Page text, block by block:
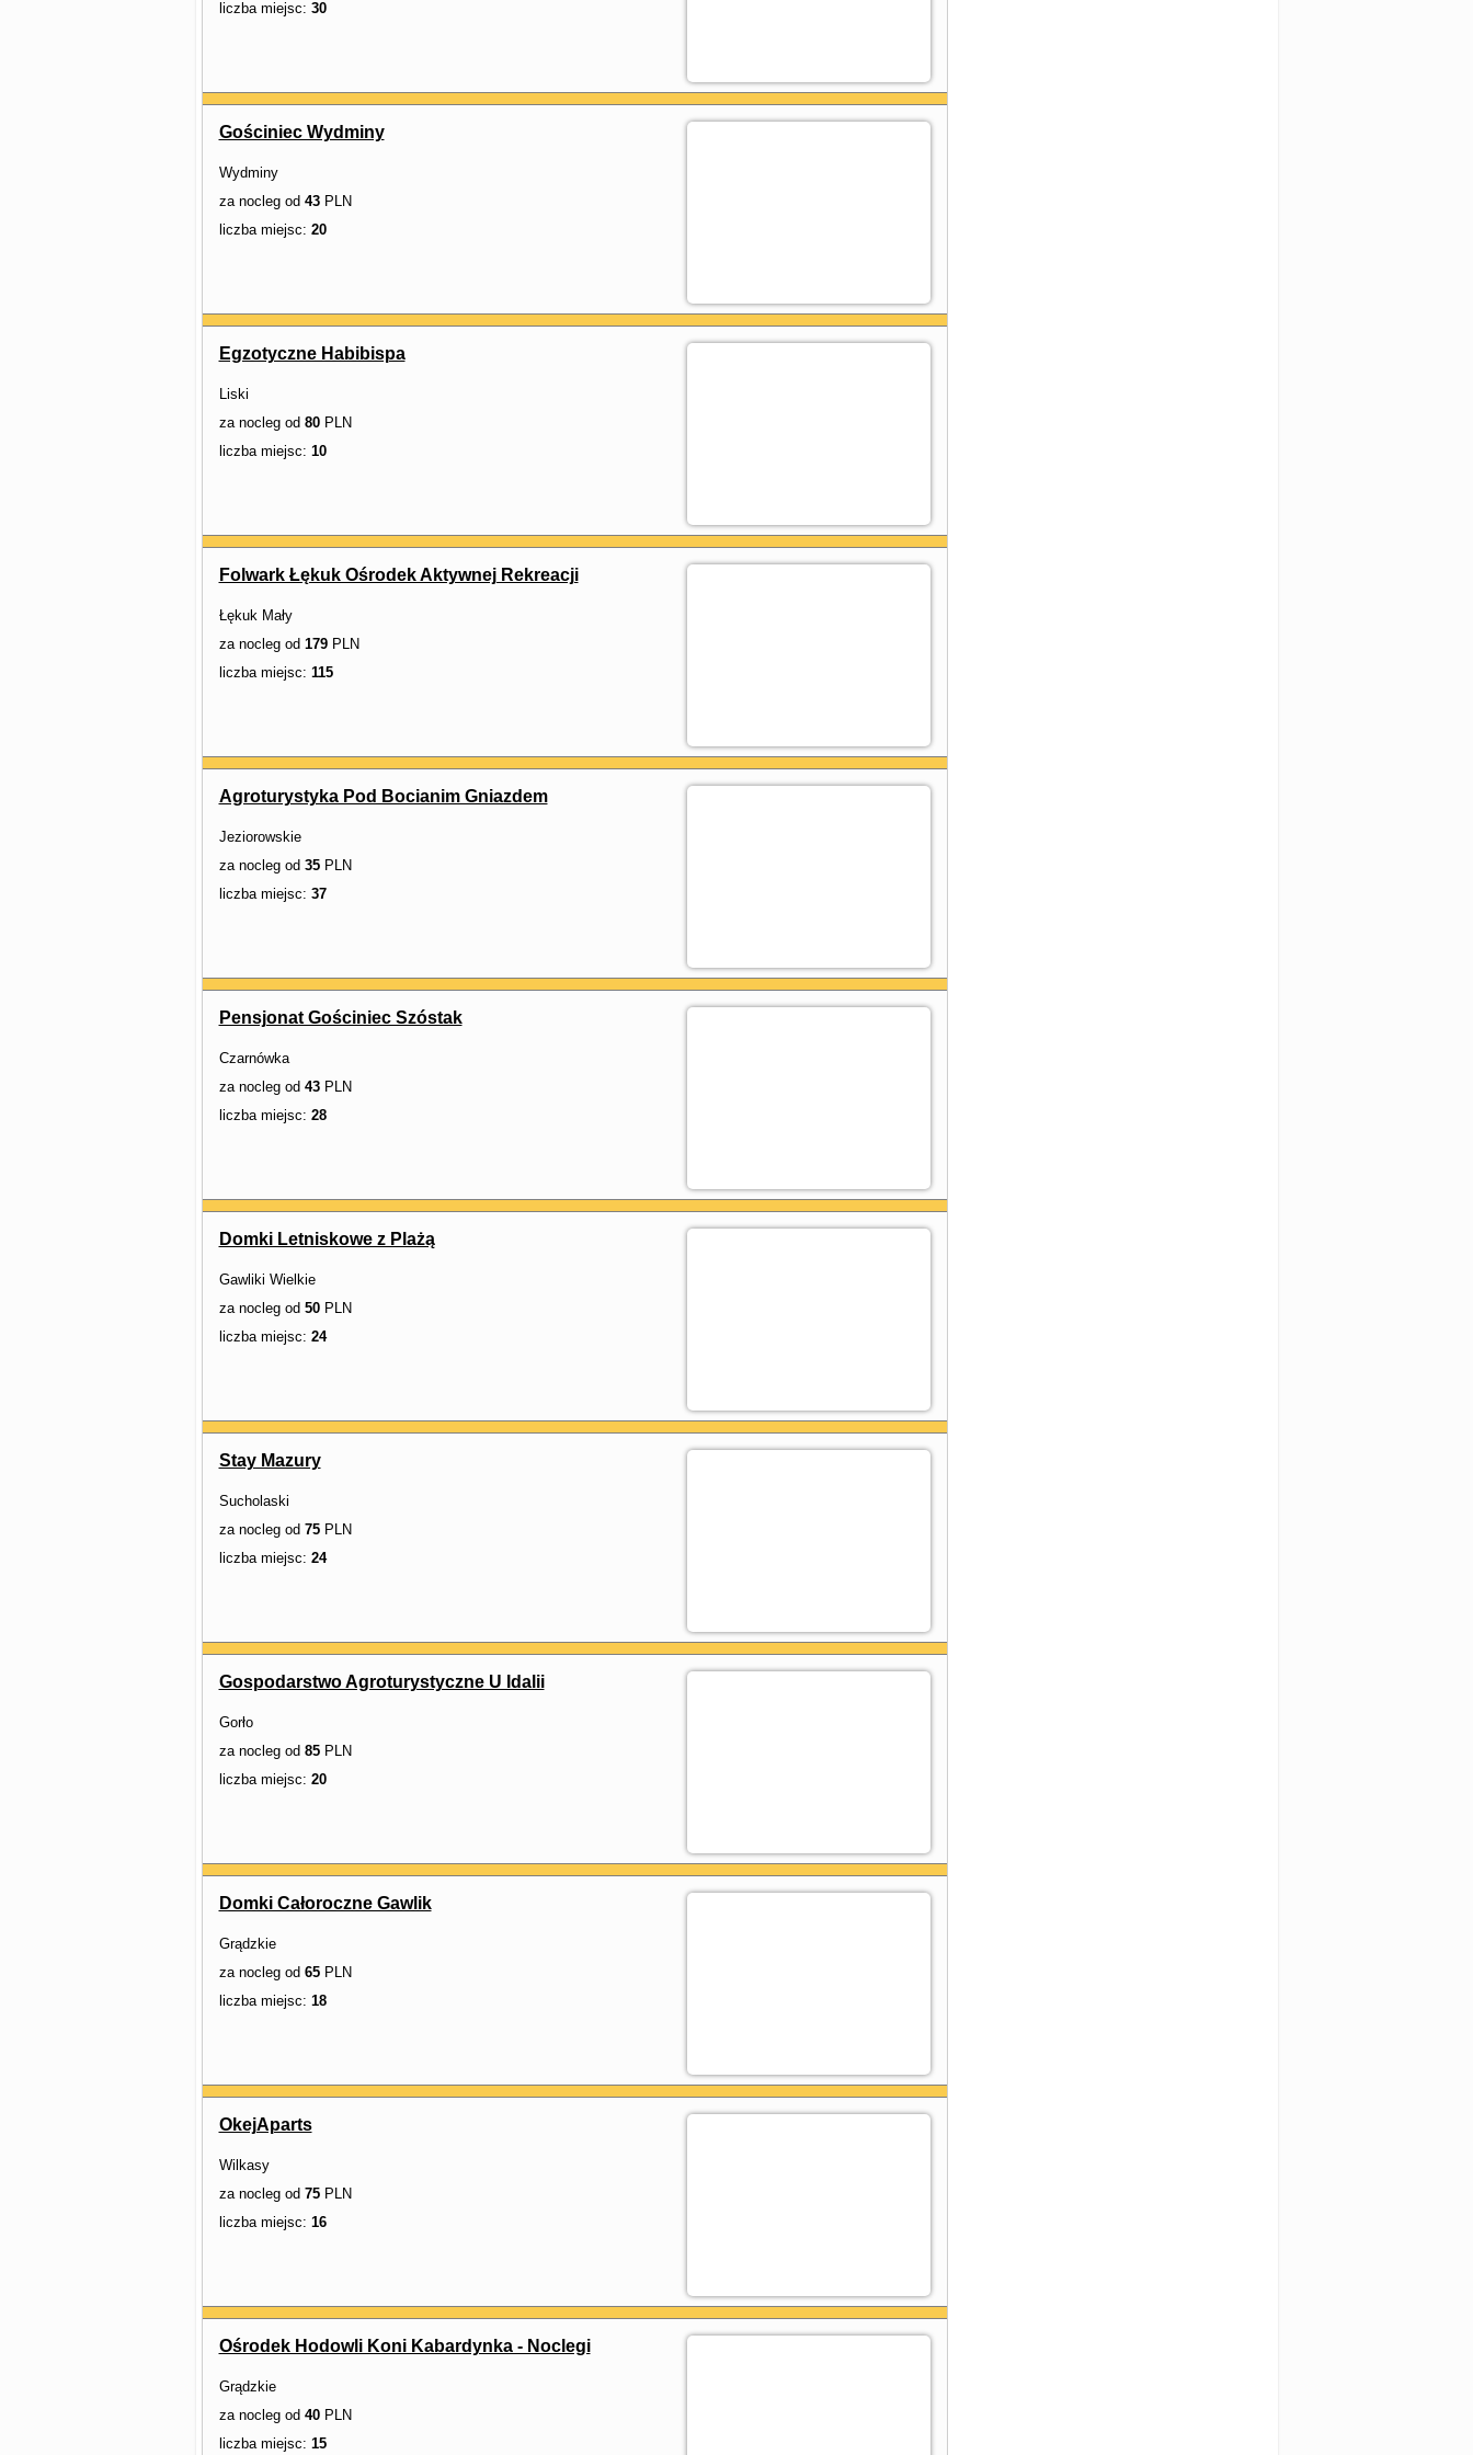
liczba miejsc: 30
Gościniec Wydminy
Wydminy
za nocleg od 43PLN
liczba miejsc: 20
Egzotyczne Habibispa
Liski
za nocleg od 80PLN
liczba miejsc: 10
Folwark Łękuk Ośrodek Aktywnej Rekreacji
Łękuk Mały
za nocleg od 179PLN
liczba miejsc: 115
Agroturystyka Pod Bocianim Gniazdem
Jeziorowskie
za nocleg od 35PLN
liczba miejsc: 37
Pensjonat Gościniec Szóstak
Czarnówka
za nocleg od 43PLN
liczba miejsc: 28
Domki Letniskowe z Plażą
Gawliki Wielkie
za nocleg od 50PLN
liczba miejsc: 24
Stay Mazury
Sucholaski
za nocleg od 75PLN
liczba miejsc: 24
Gospodarstwo Agroturystyczne U Idalii
Gorło
za nocleg od 85PLN
liczba miejsc: 20
Domki Całoroczne Gawlik
Grądzkie
za nocleg od 65PLN
liczba miejsc: 18
OkejAparts
Wilkasy
za nocleg od 75PLN
liczba miejsc: 16
Ośrodek Hodowli Koni Kabardynka - Noclegi
Grądzkie
za nocleg od 40PLN
liczba miejsc: 15